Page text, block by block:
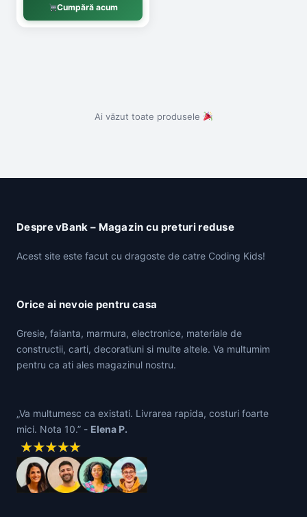
Cumpără acum
Ai văzut toate produsele
Despre vBank – Magazin cu preturi reduse
Acest site este facut cu dragoste de catre Coding Kids!
Orice ai nevoie pentru casa
Gresie, faianta, marmura, electronice, materiale de
constructii, carti, decoratiuni si multe altele. Va multumim
pentru ca ati ales magazinul nostru.
„Va multumesc ca existati. Livrarea rapida, costuri foarte
mici. Nota 10.” - Elena P.